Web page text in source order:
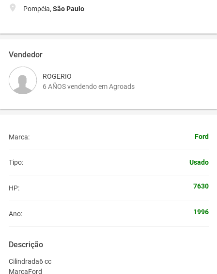
Pompéia, São Paulo
Vendedor
ROGERIO
6 AÑOS vendendo em Agroads
Marca: Ford
Tipo: Usado
HP: 7630
Ano: 1996
Descrição
Cilindrada6 cc
MarcaFord